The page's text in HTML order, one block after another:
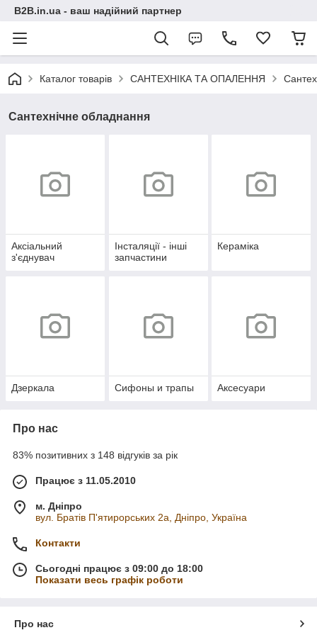
B2B.in.ua - ваш надійний партнер
Каталог товарів САНТЕХНІКА ТА ОПАЛЕННЯ
Сантехнічне обладнання
Аксіальний
з'єднувач
Інсталяції - інші
запчастини
Кераміка
Дзеркала Сифоны и трапы Аксесуари
Про нас
83% позитивних з 148 відгуків за рік
Працює з 11.05.2010
м. Дніпро
вул. Братів П'ятирорських 2а, Дніпро, Україна
Контакти
Сьогодні працює з 09:00 до 18:00
Показати весь графік роботи
Про нас